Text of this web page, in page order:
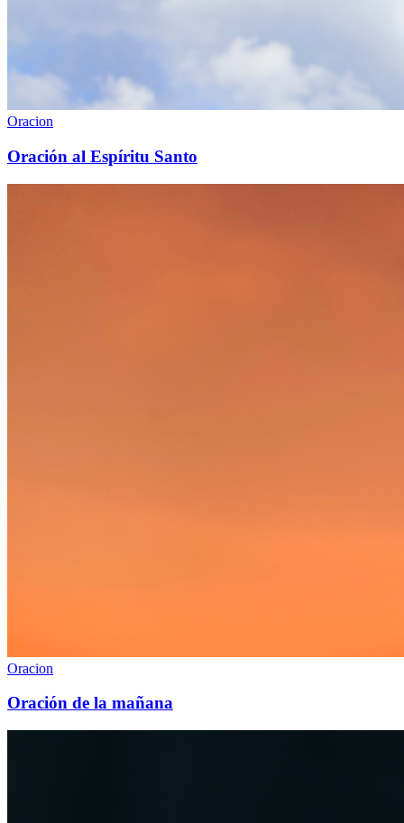
Oracion
Oración al Espíritu Santo
Oracion
Oración de la mañana